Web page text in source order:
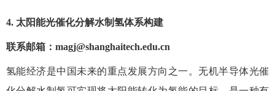
4. 太阳能光催化分解水制氢体系构建
联系邮箱： magj@shanghaitech.edu.cn
氢能经济是中国未来的重点发展方向之一。无机半导体光催